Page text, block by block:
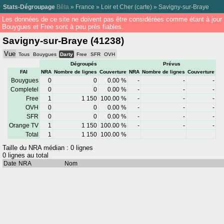
Stats-Dégroupage Bêta » France » Loir et Cher (carte) » Savigny-sur-Braye
Les données de ce site ne doivent pas être considérées comme étant à
Bouygues et Free sont à peu près fiables.
Savigny-sur-Braye (41238)
Vue Tous Bouygues Darty Free SFR
OVH
Dégroupés
Prévus
FAI
NRA Nombre de lignes Couverture NRA Nombre de lignes Couverture
Bouygues 0 0 0.00 % - -
-
Completel
0 0 0.00 % - -
-
Free
1 1 150 100.00 % - -
-
OVH
0 0 0.00 % - -
-
SFR
0 0 0.00 % - -
-
Orange TV
1 1 150 100.00 % - -
-
Total
1 1 150 100.00 %
Taille du NRA médian : 0 lignes
0 lignes au total
Date NRA Nom